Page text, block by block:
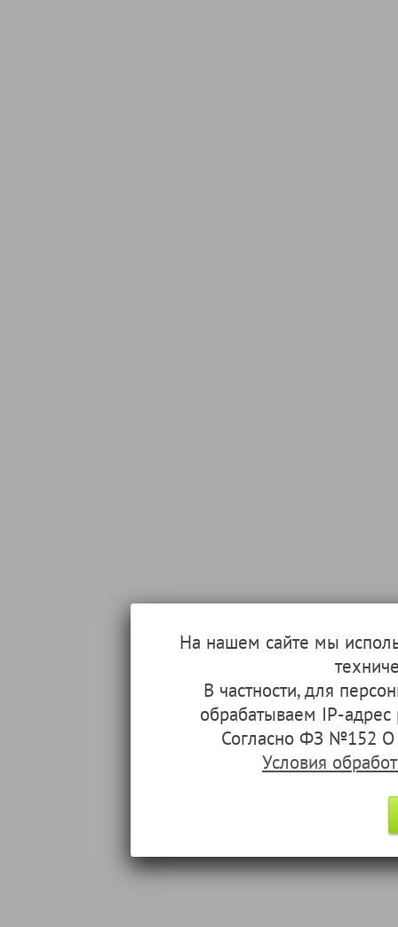
На нашем сайте мы
В частности, для
обрабатываем IP-
Согласно ФЗ №152 О
Условия